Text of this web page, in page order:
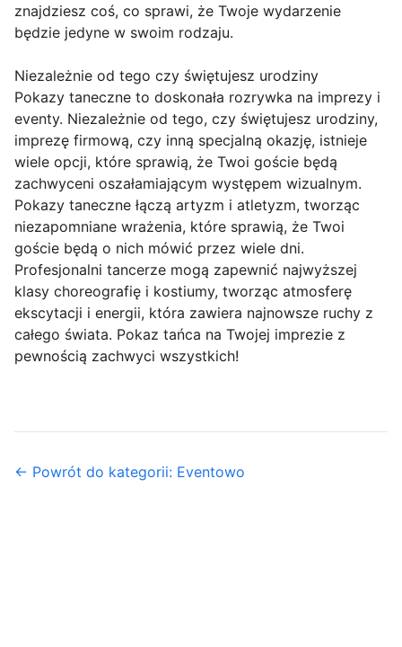
znajdziesz coś, co sprawi, że Twoje wydarzenie
będzie jedyne w swoim rodzaju.
Niezależnie od tego czy świętujesz urodziny
Pokazy taneczne to doskonała rozrywka na imprezy i
eventy. Niezależnie od tego, czy świętujesz urodziny,
imprezę firmową, czy inną specjalną okazję, istnieje
wiele opcji, które sprawią, że Twoi goście będą
zachwyceni oszałamiającym występem wizualnym.
Pokazy taneczne łączą artyzm i atletyzm, tworząc
niezapomniane wrażenia, które sprawią, że Twoi
goście będą o nich mówić przez wiele dni.
Profesjonalni tancerze mogą zapewnić najwyższej
klasy choreografię i kostiumy, tworząc atmosferę
ekscytacji i energii, która zawiera najnowsze ruchy z
całego świata. Pokaz tańca na Twojej imprezie z
pewnością zachwyci wszystkich!
← Powrót do kategorii: Eventowo